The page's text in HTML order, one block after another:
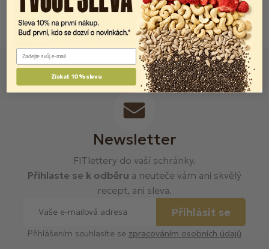
Newsletter
FITlettery do vaší schránky.
Přihlaste se k odběru a neuteče vám ani skvělý
recept, ani sleva.
Přihlásit se
Přihlášením souhlasíte se zpracováním osobních údajů
Email
Získat 10% slevu